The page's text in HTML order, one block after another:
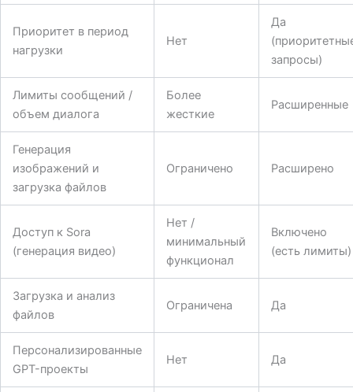
Приоритет в период
нагрузки
Нет
Да
запросы)
Лимиты сообщений /
объем диалога
Более
жесткие
Расширенные
Генерация
изображений и
загрузка файлов
Ограничено Расширено
Доступ к Sora
(генерация видео)
Нет /
минимальный
функционал
Включено
(есть лимиты)
Загрузка и анализ
файлов
Ограничена Да
Персонализированные
GPT-проекты
Нет Да